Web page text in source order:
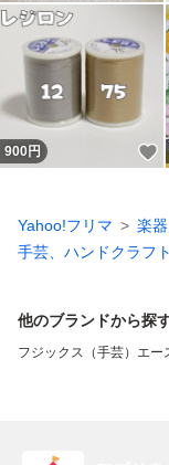
900円
Yahoo!フリマ
楽
手芸、ハンドクラフト
他のブランドから探
フジックス（手芸） エー